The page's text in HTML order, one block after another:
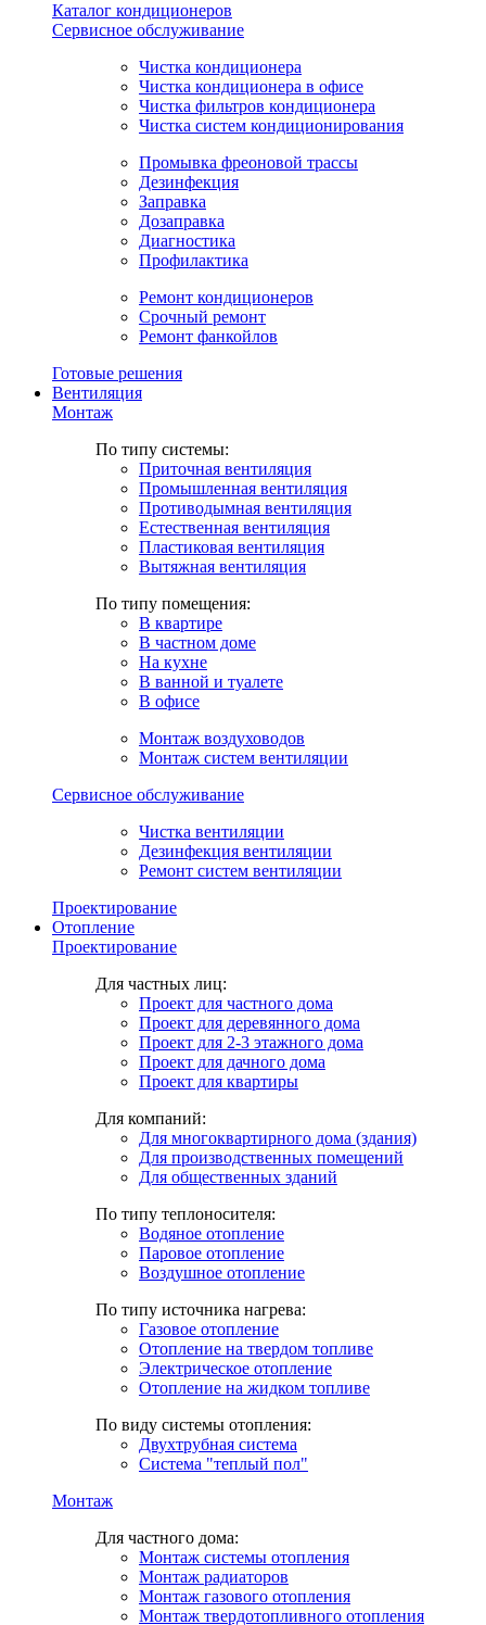
Каталог кондиционеров
Сервисное обслуживание
Чистка кондиционера
Чистка кондиционера в офисе
Чистка фильтров кондиционера
Чистка систем кондиционирования
Промывка фреоновой трассы
Дезинфекция
Заправка
Дозаправка
Диагностика
Профилактика
Ремонт кондиционеров
Срочный ремонт
Ремонт фанкойлов
Готовые решения
Вентиляция
Монтаж
По типу системы:
Приточная вентиляция
Промышленная вентиляция
Противодымная вентиляция
Естественная вентиляция
Пластиковая вентиляция
Вытяжная вентиляция
По типу помещения:
В квартире
В частном доме
На кухне
В ванной и туалете
В офисе
Монтаж воздуховодов
Монтаж систем вентиляции
Сервисное обслуживание
Чистка вентиляции
Дезинфекция вентиляции
Ремонт систем вентиляции
Проектирование
Отопление
Проектирование
Для частных лиц:
Проект для частного дома
Проект для деревянного дома
Проект для 2-3 этажного дома
Проект для дачного дома
Проект для квартиры
Для компаний:
Для многоквартирного дома (здания)
Для производственных помещений
Для общественных зданий
По типу теплоносителя:
Водяное отопление
Паровое отопление
Воздушное отопление
По типу источника нагрева:
Газовое отопление
Отопление на твердом топливе
Электрическое отопление
Отопление на жидком топливе
По виду системы отопления:
Двухтрубная система
Система "теплый пол"
Монтаж
Для частного дома:
Монтаж системы отопления
Монтаж радиаторов
Монтаж газового отопления
Монтаж твердотопливного отопления